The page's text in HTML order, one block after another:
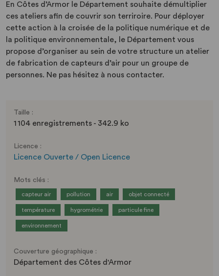
En Côtes d’Armor le Département souhaite démultiplier
ces ateliers afin de couvrir son terriroire. Pour déployer
cette action à la croisée de la politique numérique et de
la politique environnementale, le Département vous
propose d’organiser au sein de votre structure un atelier
de fabrication de capteurs d’air pour un groupe de
personnes. Ne pas hésitez à nous contacter.
Taille :
1 104 enregistrements - 342.9 ko
Licence :
Licence Ouverte / Open Licence
Mots clés :
capteur air pollution air objet connecté
température hygrométrie particule fine
environnement
Couverture géographique :
Département des Côtes d'Armor